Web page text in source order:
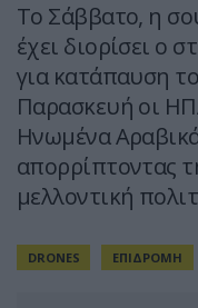
Το Σάββατο, η
έχει διορίσει ο
για κατάπαυση
Παρασκευή οι
Ηνωμένα
απορρίπτοντας
μελλοντική
DRONES ΕΠΙΔΡΟΜΗ